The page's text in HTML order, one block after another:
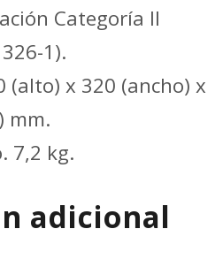
Categoría II
1).
(alto) x 320 (ancho) x
mm.
7,2 kg.
adicional